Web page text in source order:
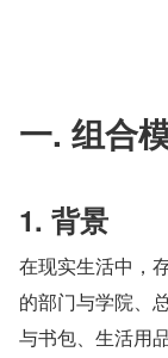
一. 组合
1. 背景
在现实生活中，
的部门与学院、
与书包、生活用